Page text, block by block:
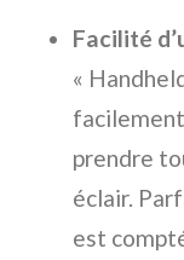
Facilité
«
prendre
éclair.
est